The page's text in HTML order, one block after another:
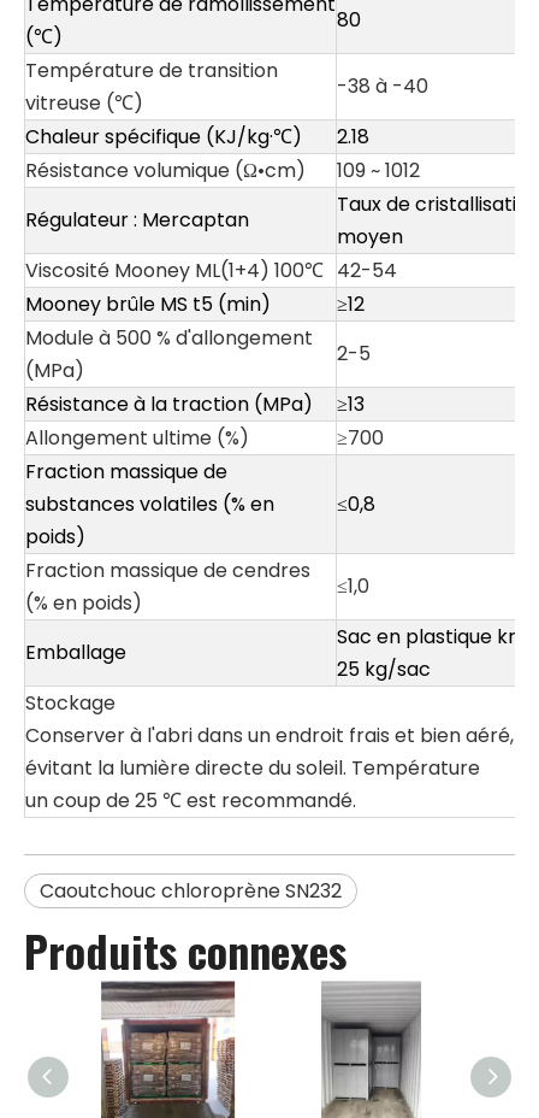
(℃)
80
Température de transition
vitreuse (℃)
-38 à -40
Chaleur spécifique (KJ/kg·℃)
2.18
Résistance volumique (Ω•cm)
109 ~ 1012
Régulateur : Mercaptan
Taux de
moyen
Viscosité Mooney ML(1+4) 100℃ 42-54
Mooney brûle MS t5 (min)
≥12
Module à 500 % d'allongement
(MPa)
2-5
Résistance à la traction (MPa)
≥13
Allongement ultime (%)
≥700
Fraction massique de
substances volatiles (% en
poids)
≤0,8
Fraction massique de cendres
(% en poids)
≤1,0
Emballage
Sac en plastique
25 kg/sac
Stockage
Conserver à l'abri dans un endroit frais et bien aéré,
évitant la lumière directe du soleil. Température
un coup de 25 ℃ est recommandé.
Caoutchouc chloroprène SN232
Produits connexes